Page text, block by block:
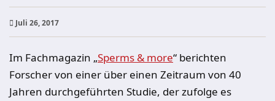
Juli 26, 2017
Im Fachmagazin „Sperms & more“ berichten
Forscher von einer über einen Zeitraum von 40
Jahren durchgeführten Studie, der zufolge es